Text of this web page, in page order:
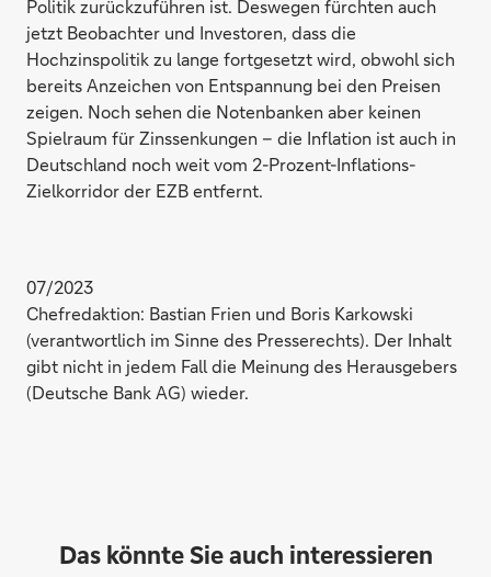
Politik zurückzuführen ist. Deswegen fürchten auch
jetzt Beobachter und Investoren, dass die
Hochzinspolitik zu lange fortgesetzt wird, obwohl sich
bereits Anzeichen von Entspannung bei den Preisen
zeigen. Noch sehen die Notenbanken aber keinen
Spielraum für Zinssenkungen – die Inflation ist auch in
Deutschland noch weit vom 2-Prozent-Inflations-
Zielkorridor der EZB entfernt.
07/2023
Chefredaktion: Bastian Frien und Boris Karkowski
(verantwortlich im Sinne des Presserechts). Der Inhalt
gibt nicht in jedem Fall die Meinung des Herausgebers
(Deutsche Bank AG) wieder.
Das könnte Sie auch interessieren